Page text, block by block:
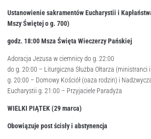
Ustanowienie sakramentów Eucharystii i
Mszy Świętej o g. 700)
godz. 18:00Msza Święta Wieczerzy Pańskiej
Adoracja Jezusa w ciemnicy do g. 22:00
do g. 20:00 – Liturgiczna Służba Ołtarza (ministranci
g. 20:00 – Domowy Kościół (oaza rodzin) i
Eucharystii g. 21:00 – Przyjaciele Paradyża
WIELKI PIĄTEK (29 marca)
Obowiązuje post ścisły i abstynencja